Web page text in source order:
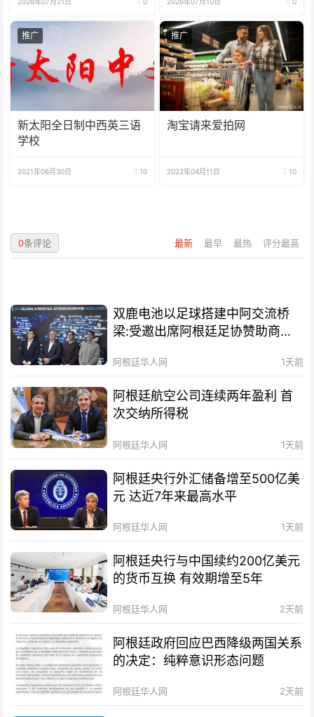
推广
新太阳全日制中西英三语
学校
2021年06月30日 10
推广
淘宝请来爱拍网
2022年04月11日 10
最新 最早 最热 评分最高
0条评论
双鹿电池以足球搭建中阿交流桥
梁:受邀出席阿根廷足协赞助商招
阿根廷华人网 1天前
阿根廷航空公司连续两年盈利 首
次交纳所得税
阿根廷华人网 1天前
阿根廷央行外汇储备增至500亿美
元 达近7年来最高水平
阿根廷华人网 1天前
阿根廷央行与中国续约200亿美元
的货币互换 有效期增至5年
阿根廷华人网 2天前
阿根廷政府回应巴西降级两国关系
的决定：纯粹意识形态问题
阿根廷华人网 2天前